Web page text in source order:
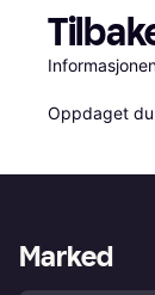
Oppdaget
Marked